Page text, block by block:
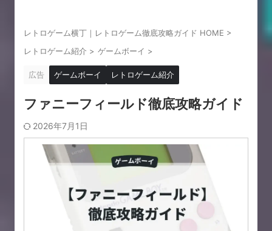
レトロゲーム横丁｜レトロゲーム徹底攻略ガイド HOME >
レトロゲーム紹介 > ゲームボーイ >
広告 ゲームボーイ レトロゲーム紹介
ファニーフィールド徹底攻略ガイド
2026年7月1日